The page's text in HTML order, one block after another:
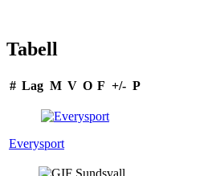
Tabell
# Lag M V O F +/- P
Everysport